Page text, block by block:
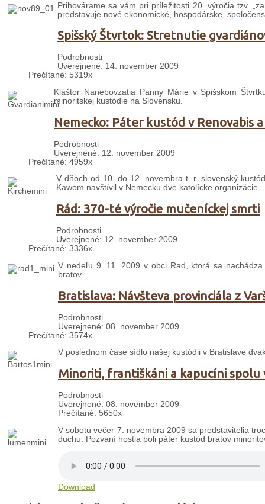
Prihovárame sa vám pri príležitosti 20. výročia tzv.
predstavuje nové ekonomické, hospodárske,
Spišský Štvrtok: Stretnutie
Podrobnosti
Uverejnené: 14. november 2009
Prečítané: 5319x
Kláštor Nanebovzatia Panny Márie v Spišskom
minoritskej kustódie na Slovensku.
Nemecko: Páter kustód v Renovabis
Podrobnosti
Uverejnené: 12. november 2009
Prečítané: 4959x
V dňoch od 10. do 12. novembra t. r. slovenský
Kawom navštívil v Nemecku dve katolícke organizácie...
Rád: 370-té výročie mučeníckej smrti
Podrobnosti
Uverejnené: 12. november 2009
Prečítané: 3336x
V nedeľu 9. 11. 2009 v obci Rad, ktorá sa
bratov.
Bratislava: Návšteva provinciála z
Podrobnosti
Uverejnené: 08. november 2009
Prečítané: 3574x
V poslednom čase sídlo našej kustódii v Bratislave
Minoriti, františkáni a kapucíni spolu
Podrobnosti
Uverejnené: 08. november 2009
Prečítané: 5650x
V sobotu večer 7. novembra 2009 sa predstavitelia
duchu. Pozvaní hostia boli páter kustód bratov
Download